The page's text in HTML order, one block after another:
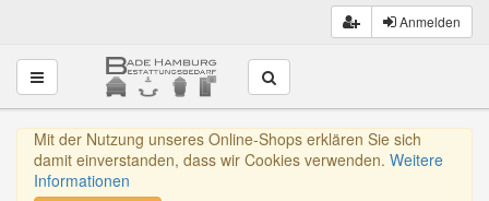
Anmelden
Toggle navigation
Mit der Nutzung unseres Online-Shops erklären Sie sich
damit einverstanden, dass wir Cookies verwenden. Weitere
Informationen